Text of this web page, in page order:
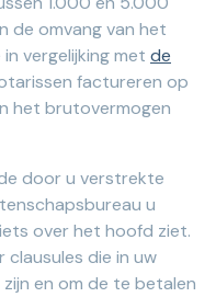
de omvang van het
vergelijking met de
factureren op
het brutovermogen
door u verstrekte
u
over het hoofd ziet.
die in uw
en om de te betalen